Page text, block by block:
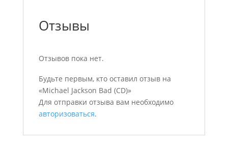
Отзывы
Отзывов пока нет.
Будьте первым, кто оставил отзыв на
«Michael Jackson Bad (CD)»
Для отправки отзыва вам необходимо
авторизоваться.